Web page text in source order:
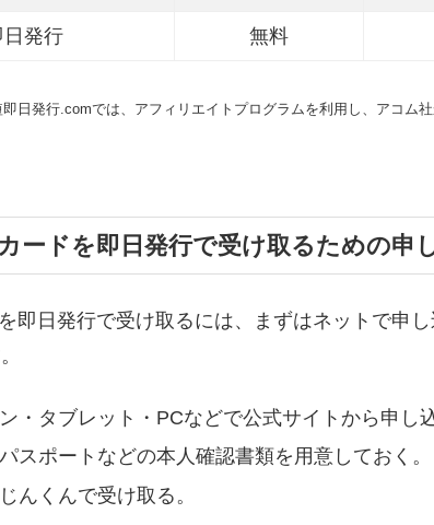
発行 無料
日発行.comでは、アフィリエイトプログラムを利用し、アコム
ードを即日発行で受け取るための申
即日発行で受け取るには、まずはネットで申
・タブレット・PCなどで公式サイトから申し
スポートなどの本人確認書類を用意しておく。
んくんで受け取る。